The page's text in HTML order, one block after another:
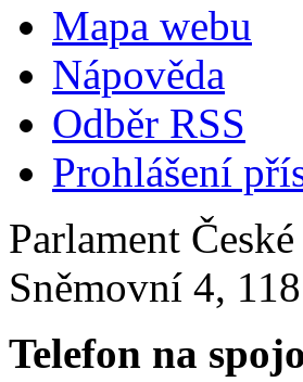
Mapa webu
Nápověda
Odběr RSS
Prohlášení
Parlament
Sněmovní 4,
Telefon na